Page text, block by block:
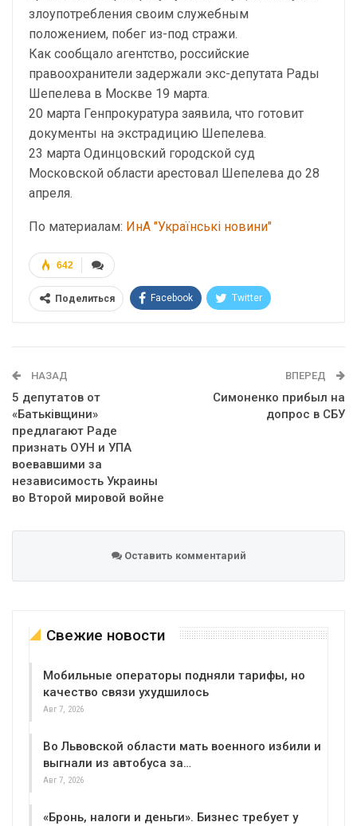
злоупотребления своим служебным
положением, побег из-под стражи.
Как сообщало агентство, российские
правоохранители задержали экс-депутата Рады
Шепелева в Москве 19 марта.
20 марта Генпрокуратура заявила, что готовит
документы на экстрадицию Шепелева.
23 марта Одинцовский городской суд
Московской области арестовал Шепелева до 28
апреля.
По материалам: ИнА "Українські новини"
642
Поделиться Facebook Twitter
НАЗАД
5 депутатов от
«Батьківщини»
предлагают Раде
признать ОУН и УПА
воевавшими за
независимость Украины
во Второй мировой войне
ВПЕРЕД
Симоненко прибыл на
допрос в СБУ
Оставить комментарий
Свежие новости
Мобильные операторы подняли тарифы, но
качество связи ухудшилось
Авг 7, 2026
Во Львовской области мать военного избили и
выгнали из автобуса за…
Авг 7, 2026
«Бронь, налоги и деньги». Бизнес требует у